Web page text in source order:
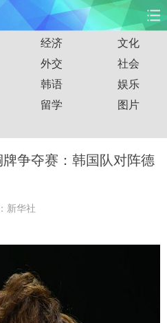
国际 财经
人事 教育
华人 汽车
军事
经济
文化
外交
社会
韩语
娱乐
留学
图片
争夺赛：韩国队对阵德
新华社